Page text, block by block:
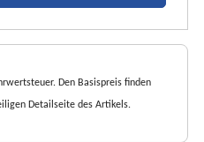
Den Basispreis finden
Detailseite des Artikels.